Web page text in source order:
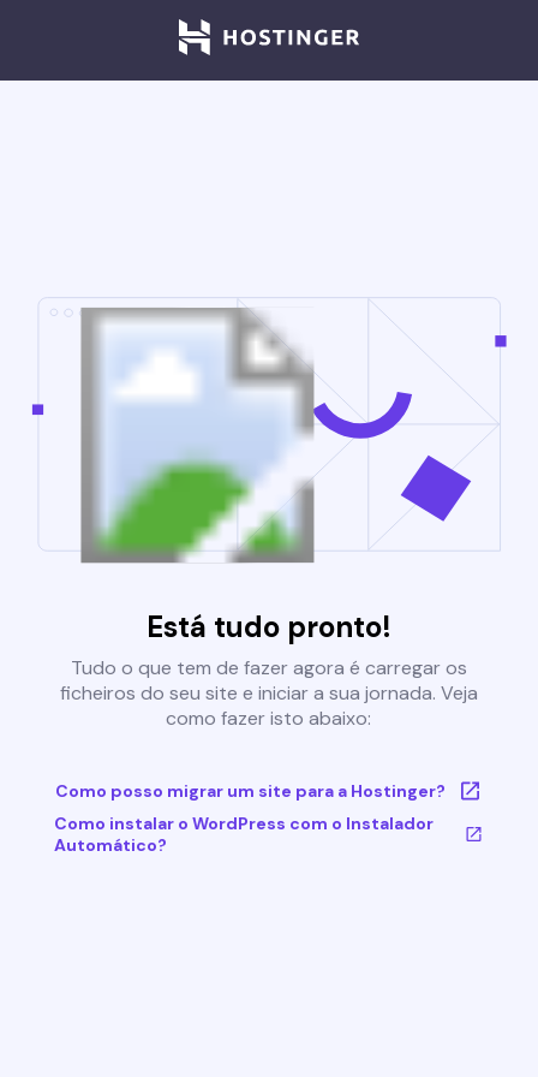
Está tudo pronto!
Tudo o que tem de fazer agora é carregar os
ficheiros do seu site e iniciar a sua jornada. Veja
como fazer isto abaixo:
Como posso migrar um site para a Hostinger?
Como instalar o WordPress com o Instalador
Automático?